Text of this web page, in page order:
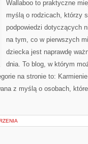
Wallaboo to praktyczne
myślą o rodzicach, którzy
podpowiedzi dotyczących
na tym, co w pierwszych
dziecka jest naprawdę
dnia. To blog, w którym
na stronie to:
z myślą o osobach,